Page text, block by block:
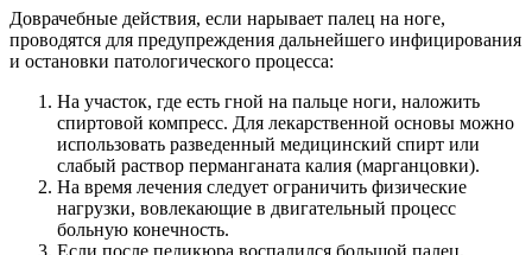
Доврачебные действия, если нарывает палец на ноге,
проводятся для предупреждения дальнейшего инфицирования
и остановки патологического процесса:
На участок, где есть гной на пальце ноги, наложить
спиртовой компресс. Для лекарственной основы можно
использовать разведенный медицинский спирт или
слабый раствор перманганата калия (марганцовки).
На время лечения следует ограничить физические
нагрузки, вовлекающие в двигательный процесс
больную конечность.
Если после педикюра воспалился большой палец,